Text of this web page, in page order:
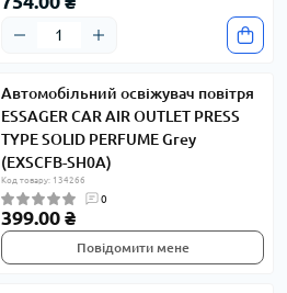
Автомобільний освіжувач повітря
ESSAGER CAR AIR OUTLET PRESS
TYPE SOLID PERFUME Grey
(EXSCFB-SH0A)
Код товару: 134266
0
399.00 ₴
Повідомити мене